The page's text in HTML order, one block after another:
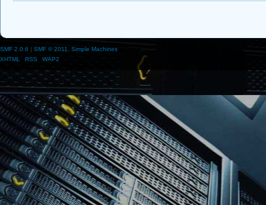
SMF 2.0.6 | SMF © 2011
Simple Machines
XHTML
RSS WAP2